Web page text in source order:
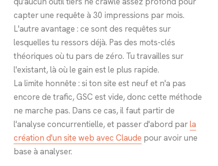
capter une requête à 30 impressions par mois.
L'autre avantage : ce sont des requêtes sur
lesquelles tu ressors déjà. Pas des mots-clés
théoriques où tu pars de zéro. Tu travailles sur
l'existant, là où le gain est le plus rapide.
La limite honnête : si ton site est neuf et n'a pas
encore de trafic, GSC est vide, donc cette méthode
ne marche pas. Dans ce cas, il faut partir de
l'analyse concurrentielle, et passer d'abord parla
création d'un site web avec Claude pour avoir une
base à analyser.